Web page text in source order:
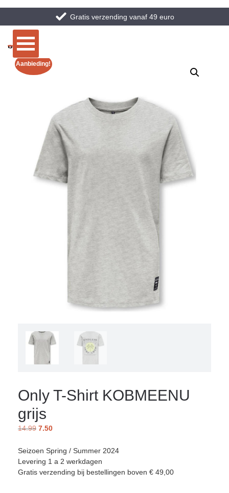
Gratis verzending vanaf 49 euro
Aanbieding!
Only T-Shirt KOBMEENU
grijs
14.99 7.50
Seizoen Spring / Summer 2024
Levering 1 a 2 werkdagen
Gratis verzending bij bestellingen boven € 49,00